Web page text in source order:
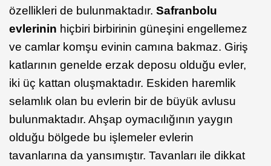
özellikleri de bulunmaktadır. Safranbolu
evlerinin hiçbiri birbirinin güneşini engellemez
ve camlar komşu evinin camına bakmaz. Giriş
katlarının genelde erzak deposu olduğu evler,
iki üç kattan oluşmaktadır. Eskiden haremlik
selamlık olan bu evlerin bir de büyük avlusu
bulunmaktadır. Ahşap oymacılığının yaygın
olduğu bölgede bu işlemeler evlerin
tavanlarına da yansımıştır. Tavanları ile dikkat